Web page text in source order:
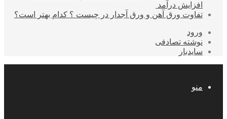
افزایش درآمد
تفاوت ورق آهن و ورق آجدار در چیست ؟ کدام بهتر است؟
ورود
نوشته تصادفی
سایدبار
منو